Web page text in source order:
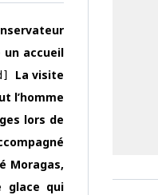
un accueil
La visite
l’homme
lors de
Moragas,
glace qui